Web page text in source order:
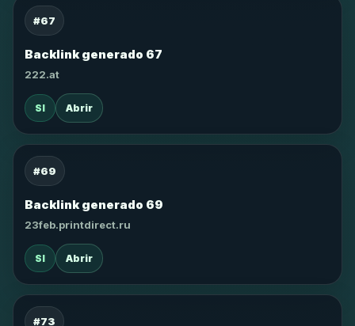
#67
Backlink generado 67
222.at
SI Abrir
#69
Backlink generado 69
23feb.printdirect.ru
SI Abrir
#73